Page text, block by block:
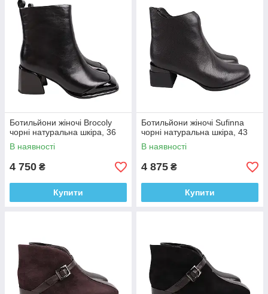
Ботильйони жіночі Brocoly
чорні натуральна шкіра, 36
В наявності
4 750 ₴
Купити
Ботильйони жіночі Sufinna
чорні натуральна шкіра, 43
В наявності
4 875 ₴
Купити